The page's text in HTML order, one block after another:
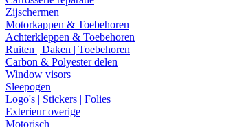
Zijschermen
Motorkappen & Toebehoren
Achterkleppen & Toebehoren
Ruiten | Daken | Toebehoren
Carbon & Polyester delen
Window visors
Sleepogen
Logo's | Stickers | Folies
Exterieur overige
Motorisch